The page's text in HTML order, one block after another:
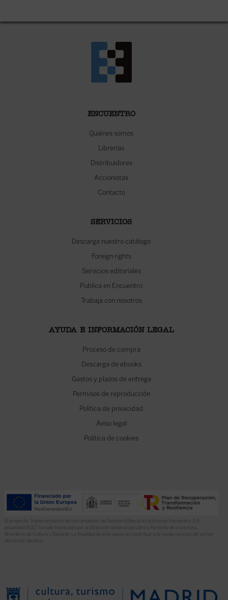
ENCUENTRO
Quiénes somos
Librerías
Distribuidores
Accionistas
Contacto
SERVICIOS
Descarga nuestro catálogo
Foreign rights
Servicios editoriales
Publica en Encuentro
Trabaja con nosotros
AYUDA E INFORMACIÓN LEGAL
Proceso de compra
Descarga de ebooks
Gastos y plazos de entrega
Permisos de reproducción
Política de privacidad
Aviso legal
Política de cookies
El proyecto “Implementación de herramientas de Gestión Editorial en Ediciones Encuentro, S.A.
anualidad 2022” ha sido financiado por la Dirección General del Libro y Fomento de la Lectura,
Ministerio de Cultura y Deporte. La finalidad de este apoyo es contribuir a la modernización de pymes
del sector del libro.